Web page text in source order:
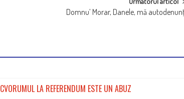
Domnu’ Morar, Danele, mă
CVORUMUL LA REFERENDUM ESTE UN ABUZ